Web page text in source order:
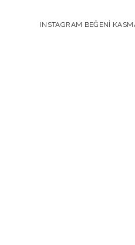
INSTAGRAM BEĞENI